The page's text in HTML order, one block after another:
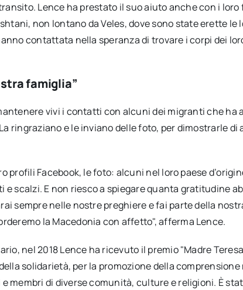
Lence ha prestato il suo aiuto anche con i
non lontano da Veles, dove sono state erette le
contattata nella speranza di trovare i corpi dei
famiglia”
vivi i contatti con alcuni dei migranti che
ringraziano e le inviano delle foto, per dimostrarle di
profili Facebook, le foto: alcuni nel loro paese
scalzi. E non riesco a spiegare quanta gratitudine
sempre nelle nostre preghiere e fai parte della
la Macedonia con affetto", afferma Lence.
nel 2018 Lence ha ricevuto il premio "Madre
solidarietà, per la promozione della
membri di diverse comunità, culture e religioni. È